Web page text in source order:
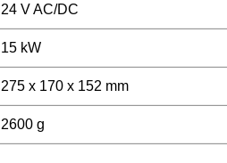
24 V AC/DC
15 kW
275 x 170 x 152 mm
2600 g